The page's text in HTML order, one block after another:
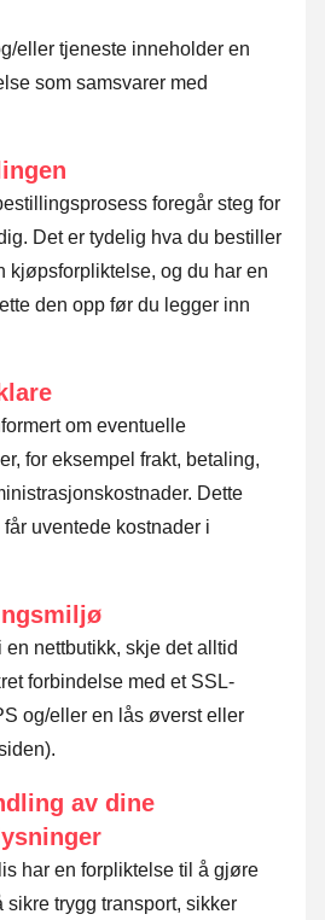
eller tjeneste inneholder en
som samsvarer med
foregår steg for
Det er tydelig hva du bestiller
kjøpsforpliktelse, og du har en
den opp før du legger inn
om eventuelle
for eksempel frakt, betaling,
Dette
får uventede kostnader i
en nettbutikk, skje det alltid
forbindelse med et SSL-
og/eller en lås øverst eller
av dine
har en forpliktelse til å gjøre
sikre trygg transport, sikker